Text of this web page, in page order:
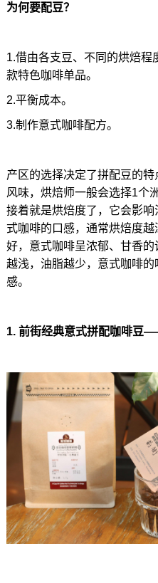
为何要配豆？
1.借由各支豆、不同的烘焙
款特色咖啡单品。
2.平衡成本。
3.制作意式咖啡配方。
产区的选择决定了拼配豆的
风味，烘焙师一般会选择1个
接着就是烘焙度了，它会影
式咖啡的口感，通常烘焙度
好，意式咖啡呈浓郁、甘香
越浅，油脂越少，意式咖啡
感。
1. 前街经典意式拼配咖啡豆